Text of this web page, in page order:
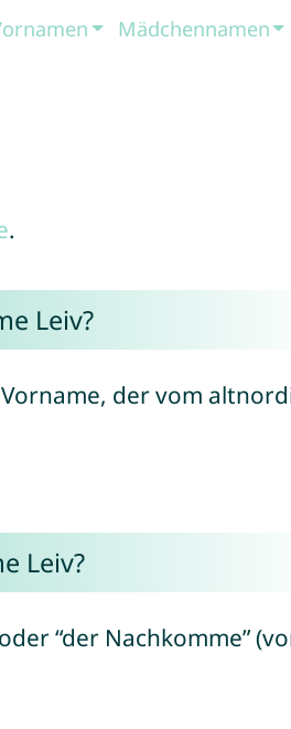
Mädchennamen
.
Leiv?
der vom
Leiv?
“der Nachkomme”